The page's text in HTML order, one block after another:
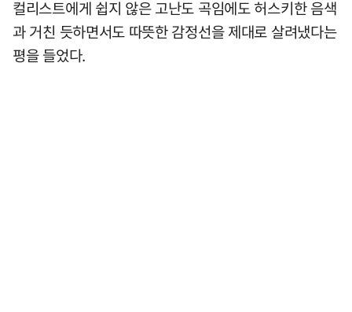
컬리스트에게 쉽지 않은 고난도 곡임에도 허스키한 음색
과 거친 듯하면서도 따뜻한 감정선을 제대로 살려냈다는
평을 들었다.